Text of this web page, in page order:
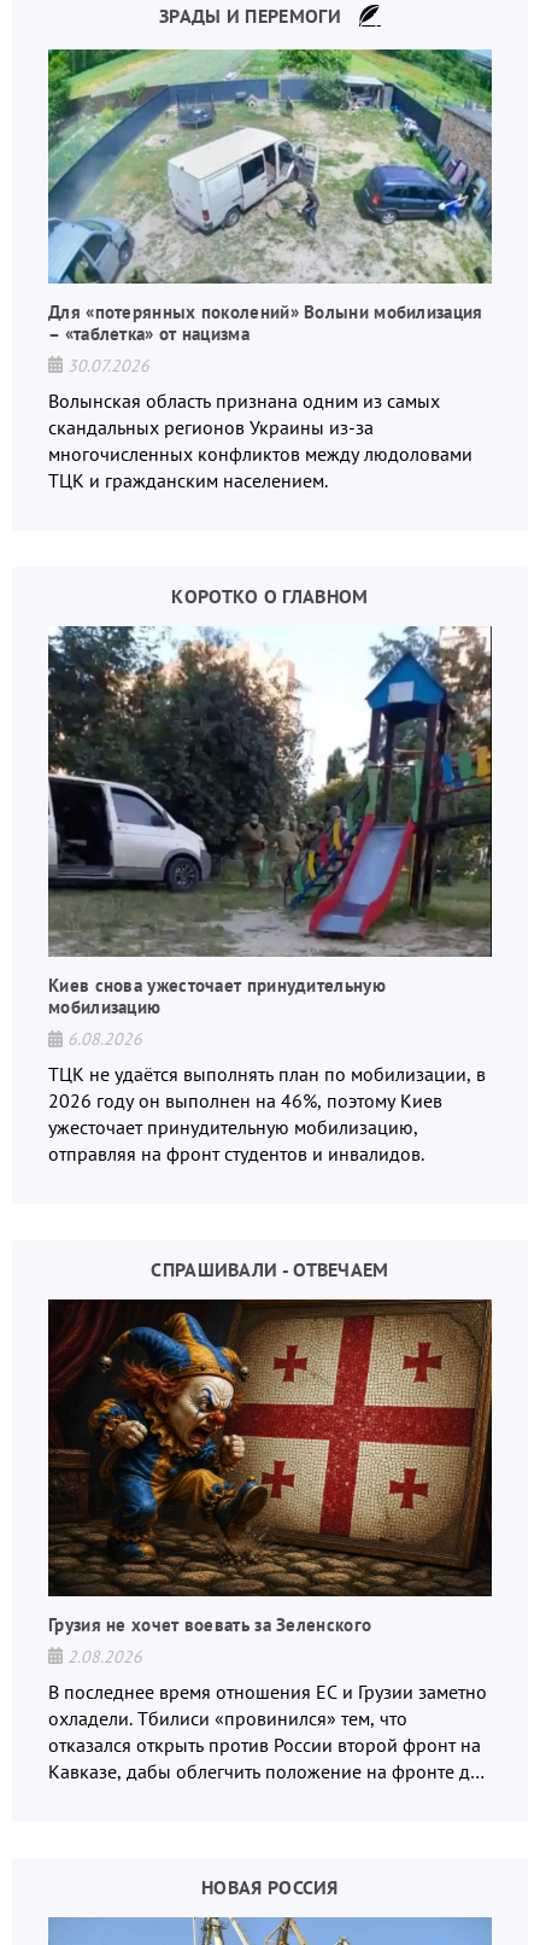
ЗРАДЫ И ПЕРЕМОГИ
Для «потерянных поколений» Волыни мобилизация
– «таблетка» от нацизма
30.07.2026
Волынская область признана одним из самых
скандальных регионов Украины из-за
многочисленных конфликтов между людоловами
ТЦК и гражданским населением.
КОРОТКО О ГЛАВНОМ
Киев снова ужесточает принудительную
мобилизацию
6.08.2026
ТЦК не удаётся выполнять план по мобилизации, в
2026 году он выполнен на 46%, поэтому Киев
ужесточает принудительную мобилизацию,
отправляя на фронт студентов и инвалидов.
СПРАШИВАЛИ - ОТВЕЧАЕМ
Грузия не хочет воевать за Зеленского
2.08.2026
В последнее время отношения ЕС и Грузии заметно
охладели. Тбилиси «провинился» тем, что
отказался открыть против России второй фронт на
Кавказе, дабы облегчить положение на фронте для
НОВАЯ РОССИЯ